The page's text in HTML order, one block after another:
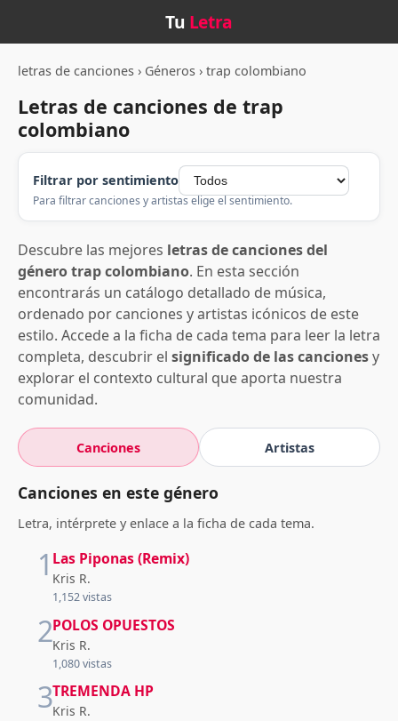
Tu Letra
letras de canciones › Géneros › trap colombiano
Letras de canciones de trap
colombiano
Filtrar por sentimiento
Para filtrar canciones y artistas elige el sentimiento.
Descubre las mejores letras de canciones del
género trap colombiano. En esta sección
encontrarás un catálogo detallado de música,
ordenado por canciones y artistas icónicos de este
estilo. Accede a la ficha de cada tema para leer la letra
completa, descubrir el significado de las cancionesy
explorar el contexto cultural que aporta nuestra
comunidad.
Canciones Artistas
Canciones en este género
Letra, intérprete y enlace a la ficha de cada tema.
1 Las Piponas (Remix)
Kris R.
1,152 vistas
2POLOS OPUESTOS
Kris R.
1,080 vistas
3TREMENDA HP
Kris R.